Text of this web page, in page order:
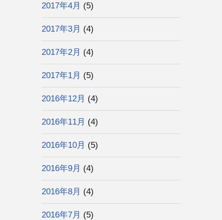
2017年4月 (5)
2017年3月 (4)
2017年2月 (4)
2017年1月 (5)
2016年12月 (4)
2016年11月 (4)
2016年10月 (5)
2016年9月 (4)
2016年8月 (4)
2016年7月 (5)